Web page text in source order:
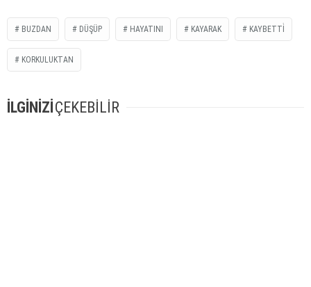
BUZDAN DÜŞÜP HAYATINI KAYARAK KAYBETTİ
KORKULUKTAN
İLGİNİZİÇEKEBİLİR